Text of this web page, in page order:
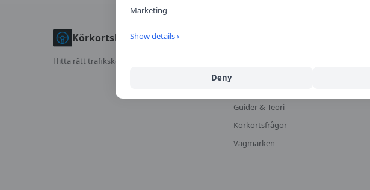
Körkortskalkylator
Hitta rätt trafikskola för dig.
Guider & Teori
Körkortsfrågor
Vägmärken
Marketing
Show details ›
Deny